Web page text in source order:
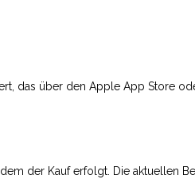
das über den Apple App Store
der Kauf erfolgt. Die aktuellen